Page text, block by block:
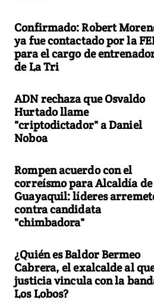
Confirmado: Robert
ya fue contactado por la
para el cargo de
de La Tri
ADN rechaza que Osvaldo
Hurtado llame
"criptodictador" a Daniel
Noboa
Rompen acuerdo con el
correísmo para Alcaldía de
Guayaquil: líderes
contra candidata
"chimbadora"
¿Quién es Baldor Bermeo
Cabrera, el exalcalde al
justicia vincula con la
Los Lobos?